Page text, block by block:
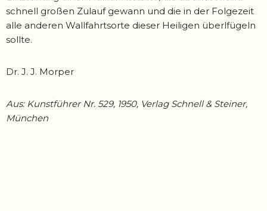
schnell großen Zulauf gewann und die in der Folgezeit
alle anderen Wallfahrtsorte dieser Heiligen überlfügeln
sollte.
Dr. J. J. Morper
Aus: Kunstführer Nr. 529, 1950, Verlag Schnell & Steiner,
München